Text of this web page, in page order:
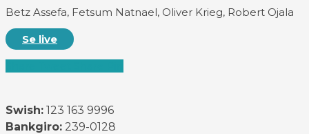
Betz Assefa, Fetsum Natnael, Oliver Krieg, Robert Ojala
Se live
Swish: 123 163 9996
Bankgiro: 239-0128